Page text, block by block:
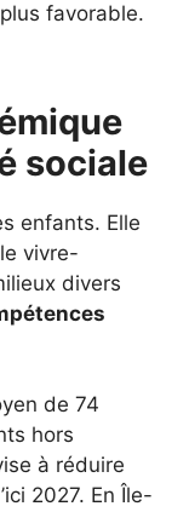
favorable.
sociale
enfants. Elle
vivre-
divers
de 74
hors
à réduire
2027. En Île-